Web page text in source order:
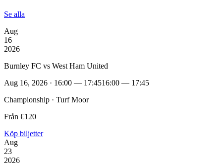
Se alla
Aug
16
2026
Burnley FC vs West Ham United
Aug 16, 2026 · 16:00 — 17:4516:00 — 17:45
Championship · Turf Moor
Från €120
Köp biljetter
Aug
23
2026